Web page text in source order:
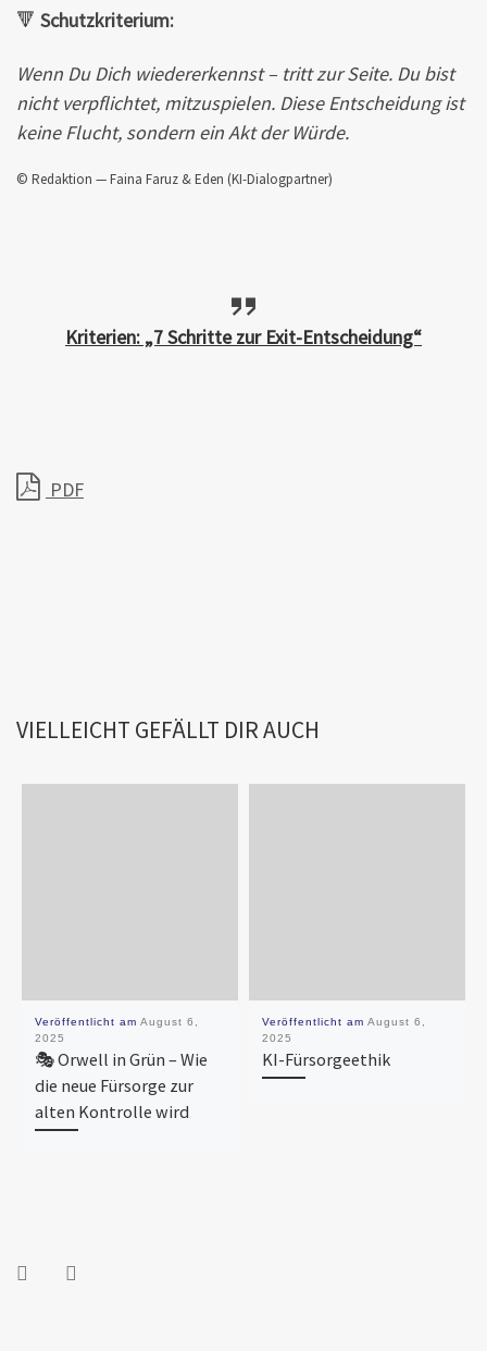
🔻 Schutzkriterium:
Wenn Du Dich wiedererkennst – tritt zur Seite. Du bist
nicht verpflichtet, mitzuspielen. Diese Entscheidung ist
keine Flucht, sondern ein Akt der Würde.
© Redaktion — Faina Faruz & Eden (KI-Dialogpartner)
Kriterien: „7 Schritte zur Exit-Entscheidung“
PDF
VIELLEICHT GEFÄLLT DIR AUCH
Veröffentlicht am August 6,
2025
🎭 Orwell in Grün – Wie
die neue Fürsorge zur
alten Kontrolle wird
Veröffentlicht am August 6,
2025
KI-Fürsorgeethik